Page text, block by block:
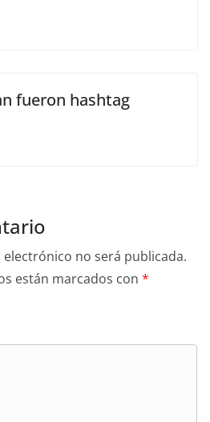
fueron hashtag
no será publicada.
están marcados con *